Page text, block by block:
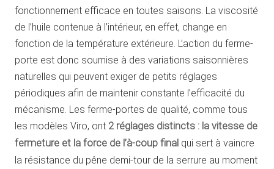
fonctionnement efficace en toutes saisons. La viscosité
de l’huile contenue à l’intérieur, en effet, change en
fonction de la température extérieure. L’action du ferme-
porte est donc soumise à des variations saisonnières
naturelles qui peuvent exiger de petits réglages
périodiques afin de maintenir constante l’efficacité du
mécanisme. Les ferme-portes de qualité, comme tous
les modèles Viro, ont 2 réglages distincts : la vitesse de
fermeture et la force de l’à-coup final qui sert à vaincre
la résistance du pêne demi-tour de la serrure au moment